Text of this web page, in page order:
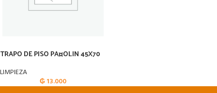
TRAPO DE PISO PA¤OLIN 45X70
LIMPIEZA
₲ 13.000